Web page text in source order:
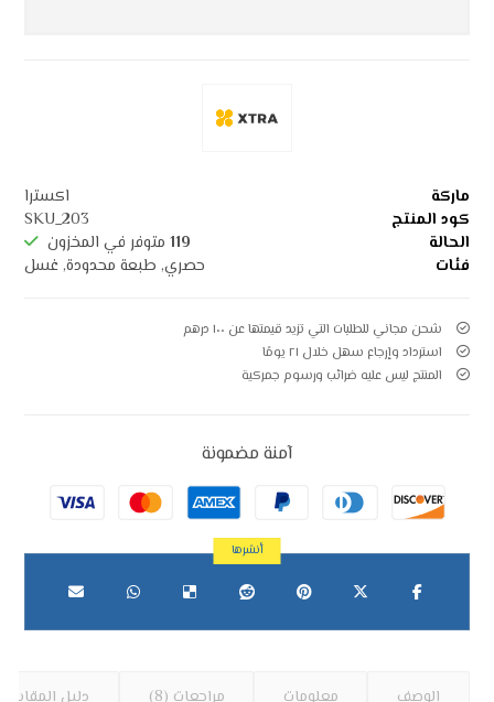
ماركة
اکسترا
كود المنتج
SKU_203
الحالة
119متوفر في المخزون
فئات
حصري, طبعة محدودة,غسل
شحن مجاني للطلبات التي تزيد قيمتها عن ۱۰۰ درهم
استرداد وإرجاع سهل خلال ۲۱ يومًا
المنتج ليس عليه ضرائب ورسوم جمركية
آمنة مضمونة